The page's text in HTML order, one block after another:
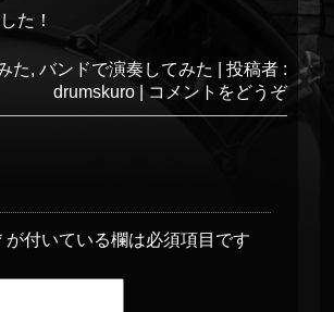
た！
た, バンドで演奏してみた
投稿者 :
drumskuro
コメントをどうぞ
が付いている欄は必須項目です